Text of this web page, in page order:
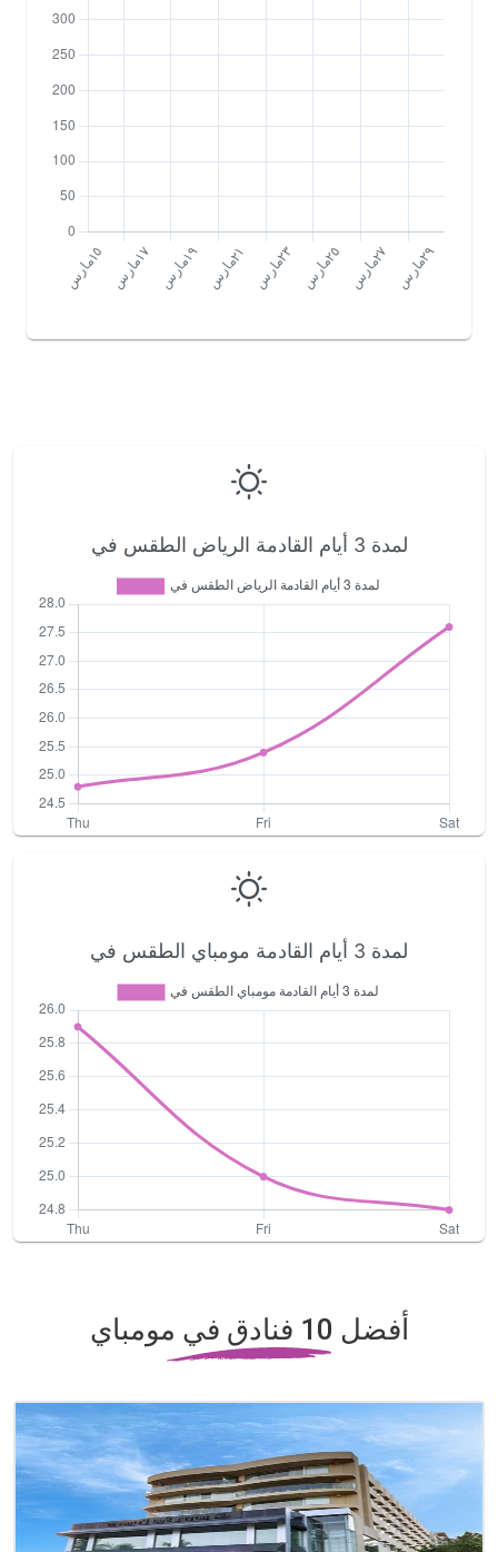
لمدة 3 أيام القادمة الرياض الطقس في
لمدة 3 أيام القادمة مومباي الطقس في
أفضل 10 فنادق في مومباي